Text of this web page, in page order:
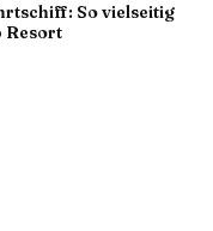
So vielseitig
Resort